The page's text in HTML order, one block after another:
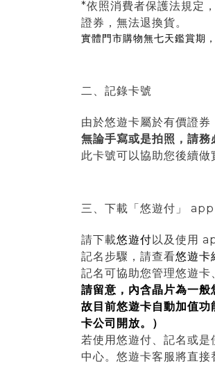
*依照消費者保護法規定
證券，無法退換貨。
實體門市購物無七天鑑賞期
二、記錄卡號
由於悠遊卡屬於有價證券
無論手寫或是拍照，請務
此卡號可以協助您後續
三、下載「悠遊付」 app
請下載悠遊付以及使用
記名步驟，請查看悠遊卡
記名可協助您管理悠遊卡
請留意，內含晶片為一般
故目前悠遊卡自動加值
卡公司開放。）
若使用悠遊付、記名或
中心。悠遊卡客服將直接